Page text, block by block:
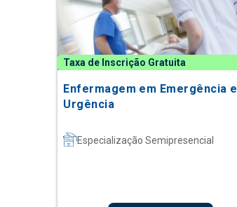
Taxa de Inscrição Gratuita
Enfermagem em Emergência e
Urgência
Especialização Semipresencial